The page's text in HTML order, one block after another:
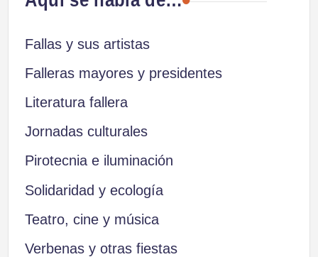
Fallas y sus artistas
Falleras mayores y presidentes
Literatura fallera
Jornadas culturales
Pirotecnia e iluminación
Solidaridad y ecología
Teatro, cine y música
Verbenas y otras fiestas